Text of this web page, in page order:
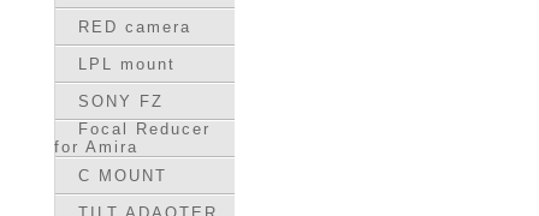
RED camera
LPL mount
SONY FZ
Focal Reducer
for Amira
C MOUNT